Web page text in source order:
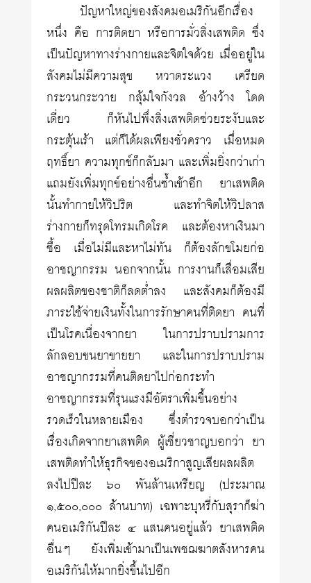
ปัญหาใหญ่ของสังคมอเมริกันอีกเรื่อง
หนึ่ง คือ การติดยา หรือการมั่วสิ่งเสพติด ซึ่ง
เป็นปัญหาทางร่างกายและจิตใจด้วย เมื่ออยู่ใน
สังคมไม่มีความสุข หวาดระแวง เครียด
กระวนกระวาย กลุ้มใจกังวล อ้างว้าง โดด
เดี่ยว ก็หันไปพึ่งสิ่งเสพติดช่วยระงับและ
กระตุ้นเร้า แต่ก็ได้ผลเพียงชั่วคราว เมื่อหมด
ฤทธิ์ยา ความทุกข์ก็กลับมา และเพิ่มยิ่งกว่าเก่า
แถมยังเพิ่มทุกข์อย่างอื่นซ้ำเข้าอีก ยาเสพติด
นั้นทำกายให้วิปริต และทำจิตให้วิปลาส
ร่างกายก็ทรุดโทรมเกิดโรค และต้องหาเงินมา
ซื้อ เมื่อไม่มีและหาไม่ทัน ก็ต้องลักขโมยก่อ
อาชญากรรม นอกจากนั้น การงานก็เสื่อมเสีย
ผลผลิตของชาติก็ลดต่ำลง และสังคมก็ต้องมี
ภาระใช้จ่ายเงินทั้งในการรักษาคนที่ติดยา คนที่
เป็นโรคเนื่องจากยา ในการปราบปรามการ
ลักลอบขนยาขายยา และในการปราบปราม
อาชญากรรมที่คนติดยาไปก่อกระทำ
อาชญากรรมที่รุนแรงมีอัตราเพิ่มขึ้นอย่าง
รวดเร็วในหลายเมือง ซึ่งตำรวจบอกว่าเป็น
เรื่องเกิดจากยาเสพติด ผู้เชี่ยวชาญบอกว่า ยา
เสพติดทำให้ธุรกิจของอเมริกาสูญเสียผลผลิต
ลงไปปีละ ๖๐ พันล้านเหรียญ (ประมาณ
๑,๕๐๐,๐๐๐ ล้านบาท) เฉพาะบุหรี่กับสุราก็ฆ่า
คนอเมริกันปีละ ๔ แสนคนอยู่แล้ว ยาเสพติด
อื่นๆ ยังเพิ่มเข้ามาเป็นเพชฌฆาตสังหารคน
อเมริกันให้มากยิ่งขึ้นไปอีก